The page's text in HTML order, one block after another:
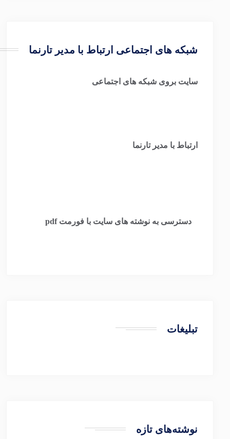
شبکه های اجتماعی ارتباط با مدیر تارنما
سایت بروی شبکه های اجتماعی
ارتباط با مدیر تارنما
دسترسی به نوشته های سایت با فورمت pdf
تبلیغات
نوشته‌های تازه